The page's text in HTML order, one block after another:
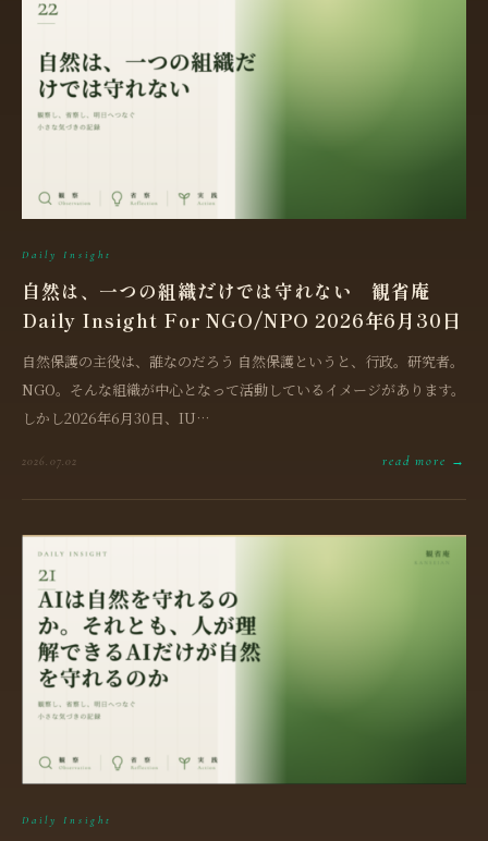
Daily Insight
自然は、一つの組織だけでは守れない 観省庵
Daily Insight For NGO/NPO 2026年6月30日
自然保護の主役は、誰なのだろう 自然保護というと、行政。研究者。
NGO。そんな組織が中心となって活動しているイメージがあります。
しかし2026年6月30日、IU…
2026.07.02 read more →
Daily Insight